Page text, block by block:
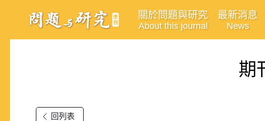
關於問題與研究
About this journal
最新消息
News
期
回列表